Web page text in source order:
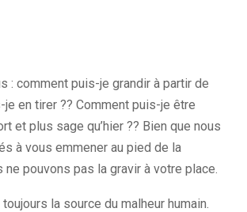
: comment puis-je grandir à partir de
je en tirer ?? Comment puis-je être
et plus sage qu’hier ?? Bien que nous
à vous emmener au pied de la
ne pouvons pas la gravir à votre place.
toujours la source du malheur humain.